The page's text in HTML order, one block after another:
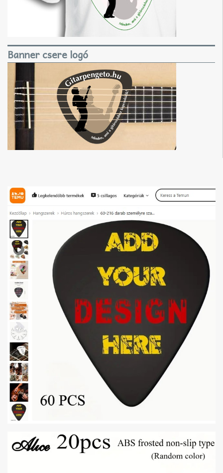
Banner csere logó